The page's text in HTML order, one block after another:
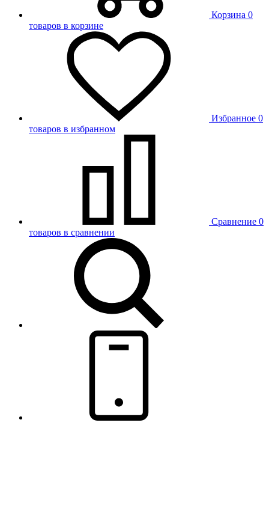
Корзина 0
товаров в корзине
Избранное 0
товаров в избранном
Сравнение 0
товаров в сравнении